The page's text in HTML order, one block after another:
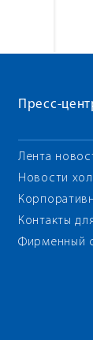
Пресс-
Лента
Новости
Контакты
Фирменный